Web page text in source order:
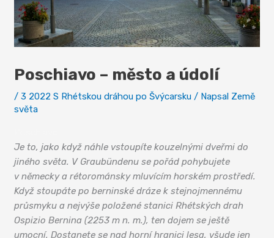
Poschiavo – město a údolí
/3 2022 S Rhétskou dráhou po Švýcarsku / Napsal Země
světa
Je to, jako když náhle vstoupíte kouzelnými dveřmi do
jiného světa. V Graubündenu se pořád pohybujete
v německy a rétorománsky mluvícím horském prostředí.
Když stoupáte po berninské dráze k stejnojmennému
průsmyku a nejvýše položené stanici Rhétských drah
Ospizio Bernina (2253 m n. m.), ten dojem se ještě
umocní. Dostanete se nad horní hranici lesa, všude jen